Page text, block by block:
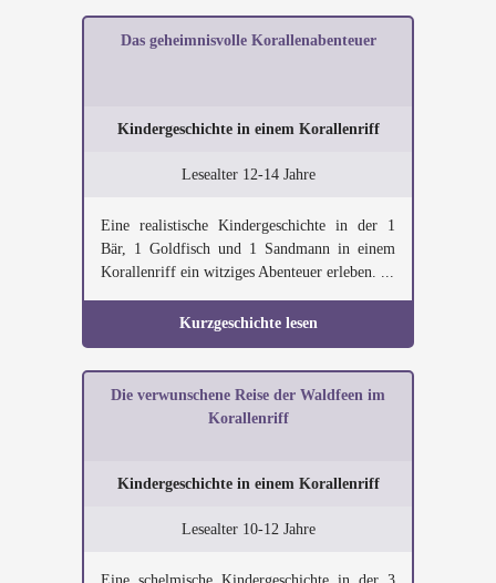
Das geheimnisvolle Korallenabenteuer
Kindergeschichte in einem Korallenriff
Lesealter 12-14 Jahre
Eine realistische Kindergeschichte in der 1
Bär, 1 Goldfisch und 1 Sandmann in einem
Korallenriff ein witziges Abenteuer erleben. ...
Kurzgeschichte lesen
Die verwunschene Reise der Waldfeen im
Korallenriff
Kindergeschichte in einem Korallenriff
Lesealter 10-12 Jahre